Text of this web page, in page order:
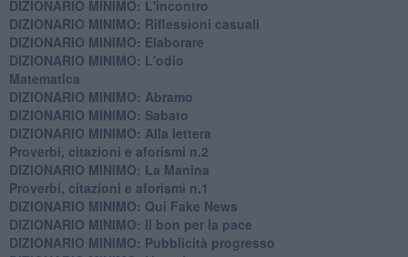
DIZIONARIO MINIMO: L'incontro
DIZIONARIO MINIMO: Riflessioni casuali
DIZIONARIO MINIMO: Elaborare
DIZIONARIO MINIMO: L'odio
​Matematica
DIZIONARIO MINIMO: Abramo
DIZIONARIO MINIMO: Sabato
​DIZIONARIO MINIMO: Alla lettera
Proverbi, citazioni e aforismi n.2
DIZIONARIO MINIMO: La Manina
​Proverbi, citazioni e aforismi n.1
DIZIONARIO MINIMO: Qui Fake News
DIZIONARIO MINIMO: ​Il bon per la pace
DIZIONARIO MINIMO: Pubblicità progresso